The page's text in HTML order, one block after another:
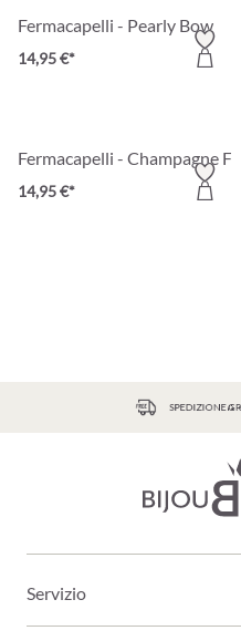
Fermacapelli - Pearly Bow
14,95 €*
Fermacapelli - Champagne
14,95 €*
SPEDIZIONE
Servizio